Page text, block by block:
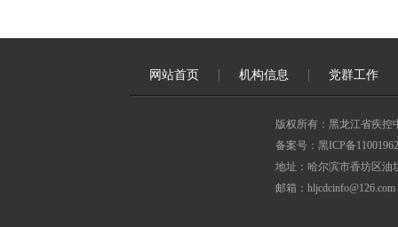
网站首页 机构信息 党群工作
版权所有：黑龙江省疾控
备案号：黑ICP备
地址：哈尔滨市香坊区油
邮箱：hljcdcinfo@126.com